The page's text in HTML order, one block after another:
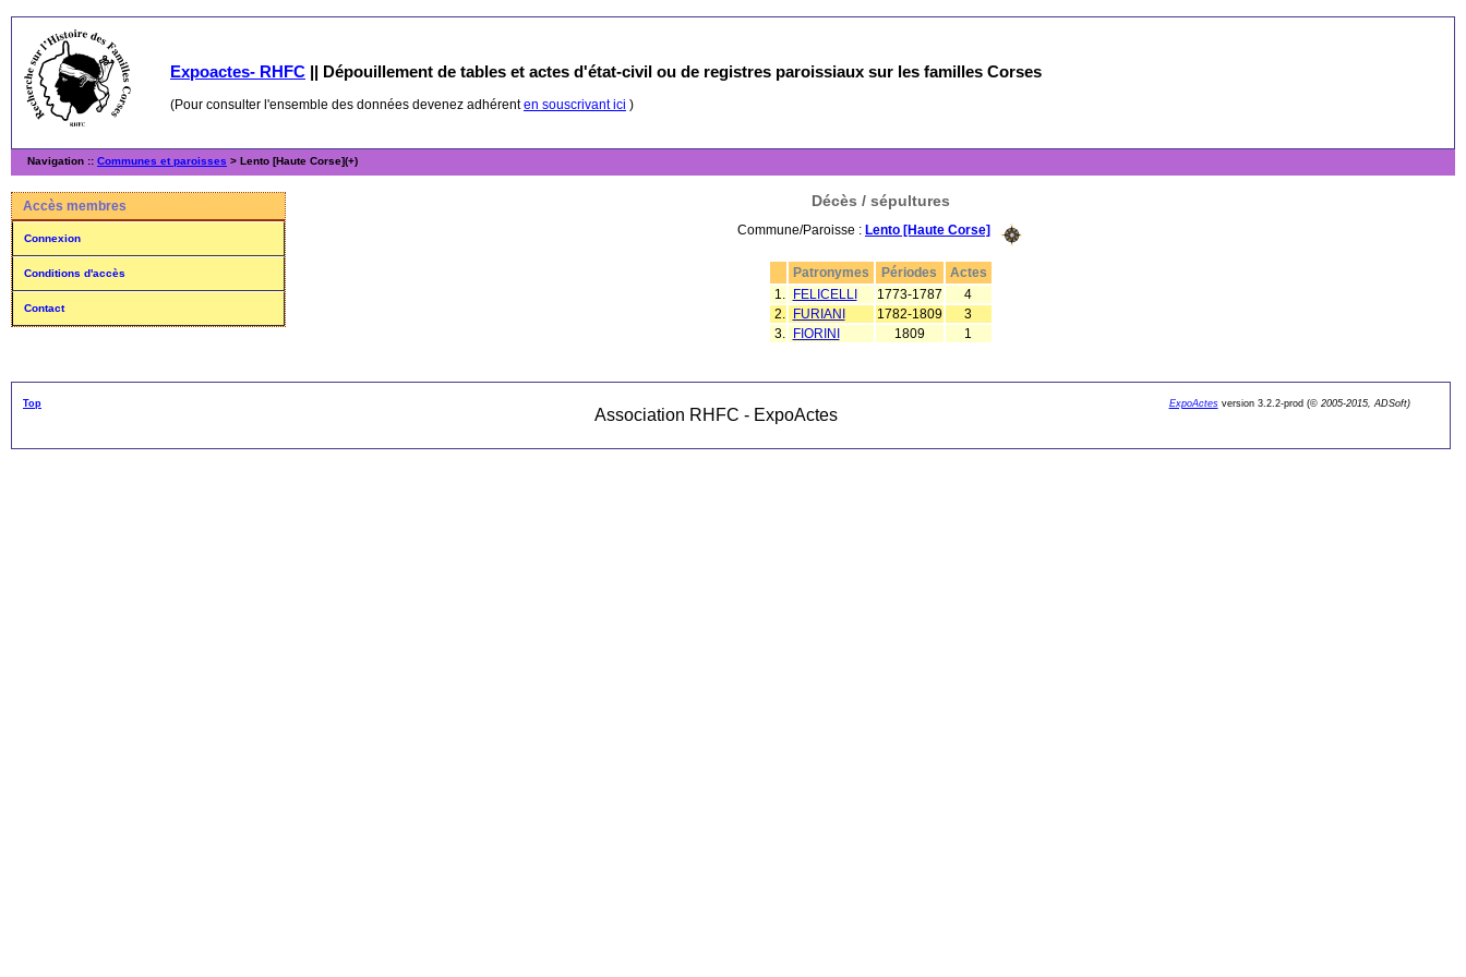
Expoactes- RHFC || Dépouillement de tables et actes d'état-civil ou de registres paroissiaux sur les familles Corses
(Pour consulter l'ensemble des données devenez adhérenten souscrivant ici )
Navigation :: Communes et paroisses > Lento [Haute Corse](+)
Accès membres
Connexion
Conditions d'accès
Contact
Décès / sépultures
Commune/Paroisse : Lento [Haute Corse]
Patronymes Périodes
Actes
1.
FELICELLI 1773-1787
4
2.
FURIANI 1782-1809
3
3.
FIORINI 1809 1
Top
Association RHFC - ExpoActes
ExpoActesversion 3.2.2-prod (©2005-2015, ADSoft)